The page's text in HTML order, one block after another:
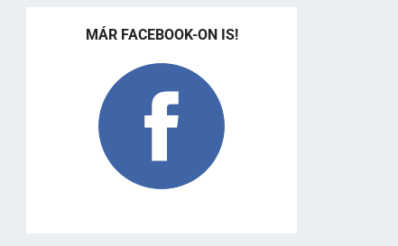
MÁR FACEBOOK-ON IS!